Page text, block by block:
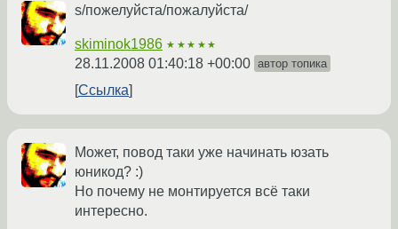
s/пожелуйста/пожалуйста/
skiminok1986 ★★★★★
28.11.2008 01:40:18 +00:00 автор топика
Ссылка
Может, повод таки уже начинать юзать
юникод? :)
Но почему не монтируется всё таки
интересно.